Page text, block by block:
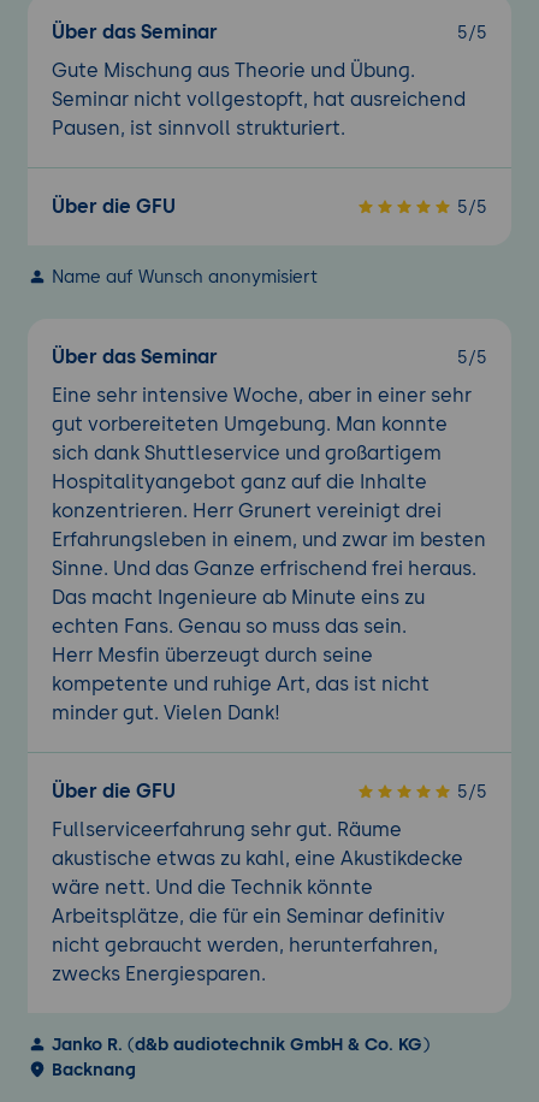
Über das Seminar 5/5
Gute Mischung aus Theorie und Übung.
Seminar nicht vollgestopft, hat ausreichend
Pausen, ist sinnvoll strukturiert.
Über die GFU 5/5
Name auf Wunsch anonymisiert
Über das Seminar 5/5
Eine sehr intensive Woche, aber in einer sehr
gut vorbereiteten Umgebung. Man konnte
sich dank Shuttleservice und großartigem
Hospitalityangebot ganz auf die Inhalte
konzentrieren. Herr Grunert vereinigt drei
Erfahrungsleben in einem, und zwar im besten
Sinne. Und das Ganze erfrischend frei heraus.
Das macht Ingenieure ab Minute eins zu
echten Fans. Genau so muss das sein.
Herr Mesfin überzeugt durch seine
kompetente und ruhige Art, das ist nicht
minder gut. Vielen Dank!
Über die GFU 5/5
Fullserviceerfahrung sehr gut. Räume
akustische etwas zu kahl, eine Akustikdecke
wäre nett. Und die Technik könnte
Arbeitsplätze, die für ein Seminar definitiv
nicht gebraucht werden, herunterfahren,
zwecks Energiesparen.
Janko R. (d&b audiotechnik GmbH & Co. KG)
Backnang